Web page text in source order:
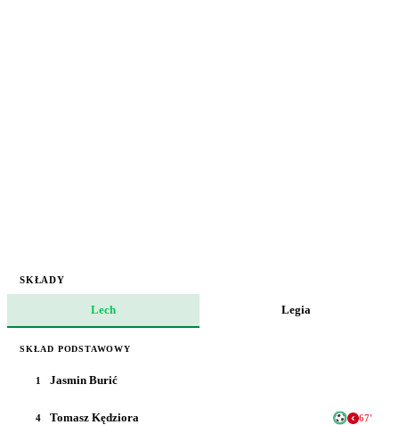
SKŁADY
Lech Legia
SKŁAD PODSTAWOWY
1 Jasmin Burić
4 Tomasz Kędziora 67'